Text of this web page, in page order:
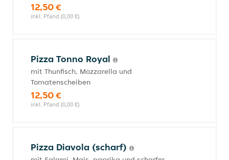
12,50 €
inkl. Pfand (0,00 €)
Pizza Tonno Royal
mit Thunfisch, Mozzarella und
Tomatenscheiben
12,50 €
inkl. Pfand (0,00 €)
Pizza Diavola (scharf)